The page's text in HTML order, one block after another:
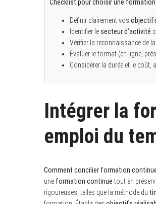
Checklist pour choisir une formation
Définir clairement vos
Identifier le secteur d’activité
Vérifier la reconnaissance de
Évaluer le format (en ligne,
Considérer la durée et le coût,
Intégrer la
emploi du
Comment concilier formation
une formation continue tout en
rigoureuses, telles que la méthode du